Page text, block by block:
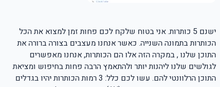
ישנם 5 כותרות. אני בטוח שלקח לכם פחות זמן למצוא את הכל
הכותרות בתמונה השנייה. כאשר אנחנו מעצבים בצורה ברורה את
התוכן שלנו , במקרה הזה אלו הם הכותרות, אנחנו מאפשרים
לגולשים שלנו ליהנות יותר ולהתאמץ הרבה פחות בחיפוש ומציאת
התוכן הרלוונטי להם. עשו לכם כלל: 3 רמות הכותרות יהיו בגדלים